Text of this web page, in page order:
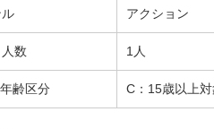
アクション
数 1人
齢区分 C：15歳以上対